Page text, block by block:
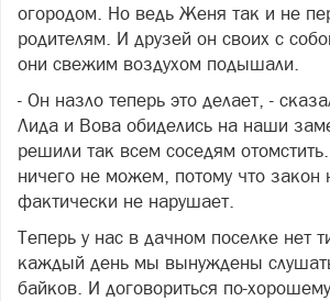
огородом. Но ведь Женя так и не
родителям. И друзей он своих с
они свежим воздухом подышали.
- Он назло теперь это делает, -
Лида и Вова обиделись на наши
решили так всем соседям
ничего не можем, потому что закон
фактически не нарушает.
Теперь у нас в дачном поселке нет
каждый день мы вынуждены
байков. И договориться по-